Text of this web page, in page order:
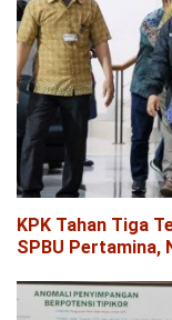
KPK Tahan Tiga
SPBU Pertamina,